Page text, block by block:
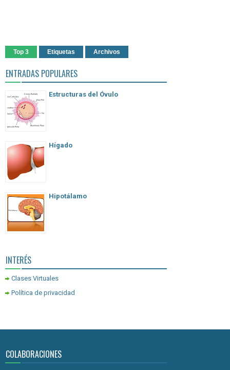
Top 3 Etiquetas Archivos
ENTRADAS POPULARES
Estructuras del Óvulo
Hígado
Hipotálamo
INTERÉS
Clases Virtuales
Política de privacidad
COLABORACIONES